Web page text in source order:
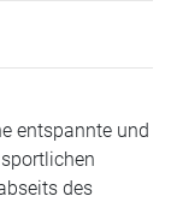
entspannte und
des